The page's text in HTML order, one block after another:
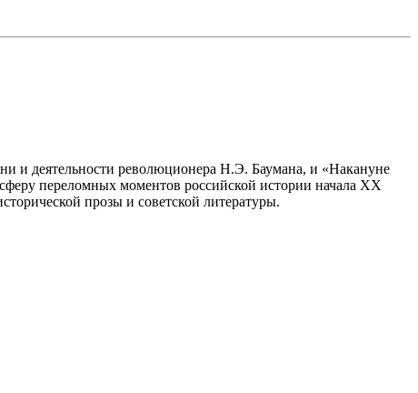
и деятельности революционера Н.Э. Баумана, и «Накануне
переломных моментов российской истории начала XX
прозы и советской литературы.